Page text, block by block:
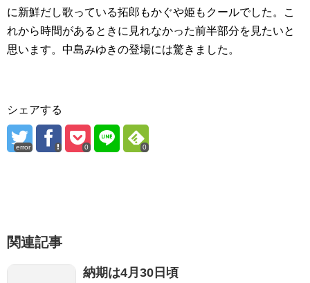
に新鮮だし歌っている拓郎もかぐや姫もクールでした。こ
れから時間があるときに見れなかった前半部分を見たいと
思います。中島みゆきの登場には驚きました。
シェアする
error 0 0
関連記事
納期は4月30日頃